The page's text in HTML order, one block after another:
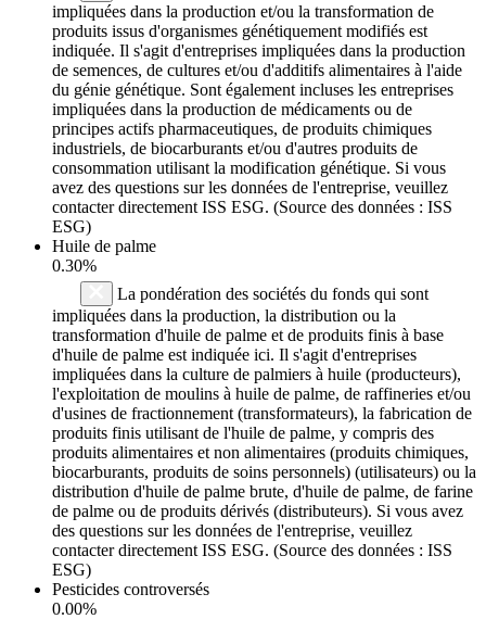
impliquées dans la production et/ou la transformation de
produits issus d'organismes génétiquement modifiés est
indiquée. Il s'agit d'entreprises impliquées dans la production
de semences, de cultures et/ou d'additifs alimentaires à l'aide
du génie génétique. Sont également incluses les entreprises
impliquées dans la production de médicaments ou de
principes actifs pharmaceutiques, de produits chimiques
industriels, de biocarburants et/ou d'autres produits de
consommation utilisant la modification génétique. Si vous
avez des questions sur les données de l'entreprise, veuillez
contacter directement ISS ESG. (Source des données : ISS
ESG)
Huile de palme
0.30%
La pondération des sociétés du fonds qui sont
impliquées dans la production, la distribution ou la
transformation d'huile de palme et de produits finis à base
d'huile de palme est indiquée ici. Il s'agit d'entreprises
impliquées dans la culture de palmiers à huile (producteurs),
l'exploitation de moulins à huile de palme, de raffineries et/ou
d'usines de fractionnement (transformateurs), la fabrication de
produits finis utilisant de l'huile de palme, y compris des
produits alimentaires et non alimentaires (produits chimiques,
biocarburants, produits de soins personnels) (utilisateurs) ou la
distribution d'huile de palme brute, d'huile de palme, de farine
de palme ou de produits dérivés (distributeurs). Si vous avez
des questions sur les données de l'entreprise, veuillez
contacter directement ISS ESG. (Source des données : ISS
ESG)
Pesticides controversés
0.00%